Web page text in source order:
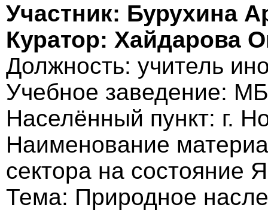
Участник: Бурухина
Куратор: Хайдарова
Должность: учитель
Учебное заведение:
Населённый пункт: г.
Наименование
сектора на состояние
Тема: Природное